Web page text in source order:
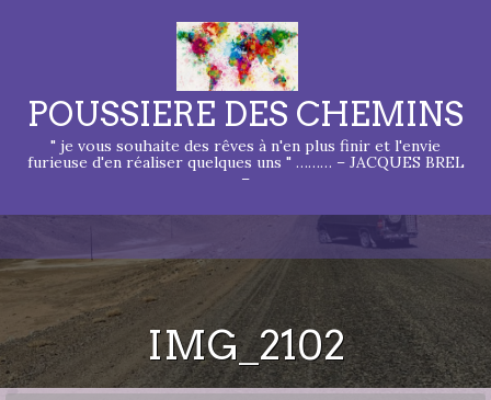
POUSSIERE DES CHEMINS
" je vous souhaite des rêves à n'en plus finir et l'envie
furieuse d'en réaliser quelques uns " ……… – JACQUES BREL
–
IMG_2102